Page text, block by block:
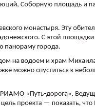
Соборную площадь и
монастыря. Эту
С этой площадки
панораму города.
на водоем и храм
можно спуститься к
РИАМО «Путь-дорога».
проекта — показать,